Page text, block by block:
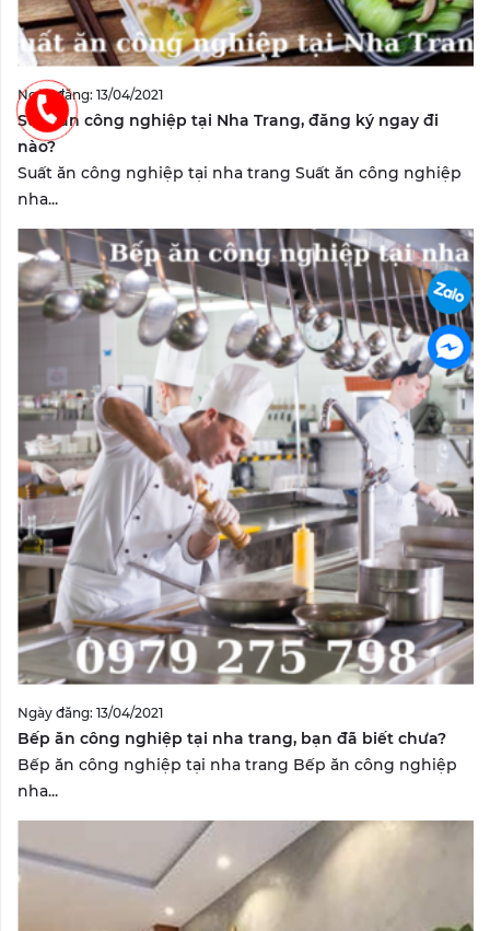
Ngày đăng: 13/04/2021
Suất ăn công nghiệp tại Nha Trang, đăng ký ngay đi
nào?
Suất ăn công nghiệp tại nha trang Suất ăn công nghiệp
nha...
Ngày đăng: 13/04/2021
Bếp ăn công nghiệp tại nha trang, bạn đã biết chưa?
Bếp ăn công nghiệp tại nha trang Bếp ăn công nghiệp
nha...